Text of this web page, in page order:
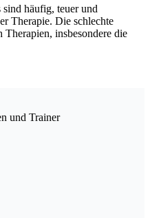
sind häufig, teuer und
Therapie. Die schlechte
insbesondere die
und Trainer